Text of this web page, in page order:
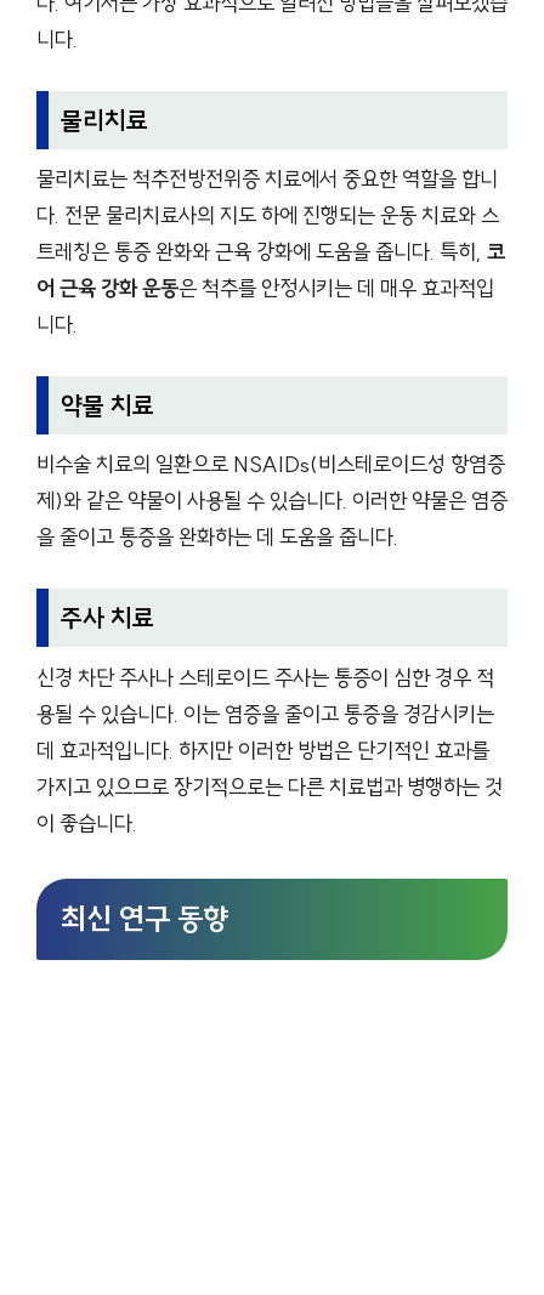
니다.
물리치료
물리치료는 척추전방전위증 치료에서 중요한 역할을 합니
다. 전문 물리치료사의 지도 하에 진행되는 운동 치료와 스
트레칭은 통증 완화와 근육 강화에 도움을 줍니다. 특히, 코
어 근육 강화 운동은 척추를 안정시키는 데 매우 효과적입
니다.
약물 치료
비수술 치료의 일환으로 NSAIDs(비스테로이드성 항염증
제)와 같은 약물이 사용될 수 있습니다. 이러한 약물은 염증
을 줄이고 통증을 완화하는 데 도움을 줍니다.
주사 치료
신경 차단 주사나 스테로이드 주사는 통증이 심한 경우 적
용될 수 있습니다. 이는 염증을 줄이고 통증을 경감시키는
데 효과적입니다. 하지만 이러한 방법은 단기적인 효과를
가지고 있으므로 장기적으로는 다른 치료법과 병행하는 것
이 좋습니다.
최신 연구 동향